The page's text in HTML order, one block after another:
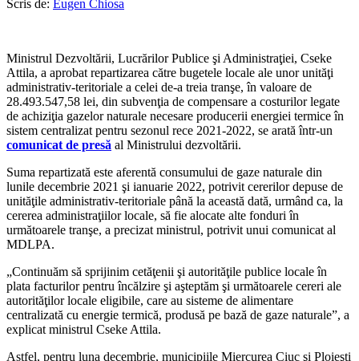
Scris de: Eugen Chiosa
Ministrul Dezvoltării, Lucrărilor Publice şi Administraţiei, Cseke
Attila, a aprobat repartizarea către bugetele locale ale unor unităţi
administrativ-teritoriale a celei de-a treia tranşe, în valoare de
28.493.547,58 lei, din subvenţia de compensare a costurilor legate
de achiziţia gazelor naturale necesare producerii energiei termice în
sistem centralizat pentru sezonul rece 2021-2022, se arată într-un
comunicat de presă al Ministrului dezvoltării.
Suma repartizată este aferentă consumului de gaze naturale din
lunile decembrie 2021 şi ianuarie 2022, potrivit cererilor depuse de
unităţile administrativ-teritoriale până la această dată, urmând ca, la
cererea administraţiilor locale, să fie alocate alte fonduri în
următoarele tranşe, a precizat ministrul, potrivit unui comunicat al
MDLPA.
„Continuăm să sprijinim cetăţenii şi autorităţile publice locale în
plata facturilor pentru încălzire şi aşteptăm şi următoarele cereri ale
autorităţilor locale eligibile, care au sisteme de alimentare
centralizată cu energie termică, produsă pe bază de gaze naturale”, a
explicat ministrul Cseke Attila.
Astfel, pentru luna decembrie, municipiile Miercurea Ciuc şi Ploieşti